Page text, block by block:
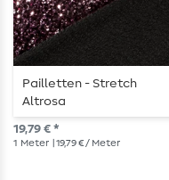
Pailletten - Stretch
Altrosa
19,79 € *
1 Meter | 19,79 € / Meter